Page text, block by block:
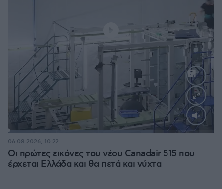
Loaded
Οι πρώτες εικόνες του νέου Canadair 515 που
έρχεται Ελλάδα και θα πετά και νύχτα
06.08.2026, 10:22